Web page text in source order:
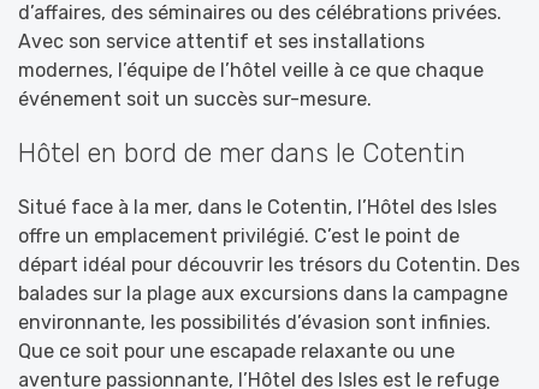
d’affaires, des séminaires ou des célébrations privées.
Avec son service attentif et ses installations
modernes, l’équipe de l’hôtel veille à ce que chaque
événement soit un succès sur-mesure.
Hôtel en bord de mer dans le Cotentin
Situé face à la mer, dans le Cotentin, l’Hôtel des Isles
offre un emplacement privilégié. C’est le point de
départ idéal pour découvrir les trésors du Cotentin. Des
balades sur la plage aux excursions dans la campagne
environnante, les possibilités d’évasion sont infinies.
Que ce soit pour une escapade relaxante ou une
aventure passionnante, l’Hôtel des Isles est le refuge